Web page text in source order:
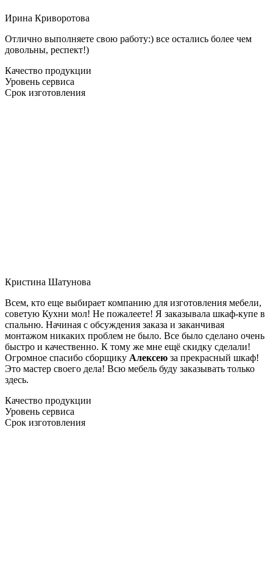
Ирина Криворотова
Отлично выполняете свою работу:) все остались более чем
довольны, респект!)
Качество продукции
Уровень сервиса
Срок изготовления
Кристина Шатунова
Всем, кто еще выбирает компанию для изготовления мебели,
советую Кухни мол! Не пожалеете! Я заказывала шкаф-купе в
спальню. Начиная с обсуждения заказа и заканчивая
монтажом никаких проблем не было. Все было сделано очень
быстро и качественно. К тому же мне ещё скидку сделали!
Огромное спасибо сборщику Алексею за прекрасный шкаф!
Это мастер своего дела! Всю мебель буду заказывать только
здесь.
Качество продукции
Уровень сервиса
Срок изготовления